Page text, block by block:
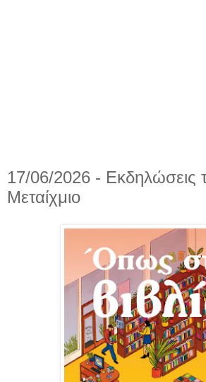
17/06/2026 - Εκδηλώσεις
Μεταίχμιο